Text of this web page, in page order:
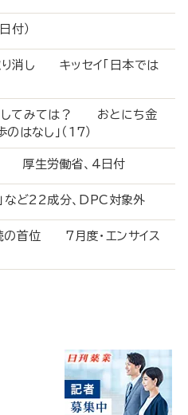
7日付）
り消し キッセイ「日本では
してみては？ おとにち金
はなし」（17）
厚生労働省、4日付
」など22成分、DPC対象外
の首位 7月度・エンサイス